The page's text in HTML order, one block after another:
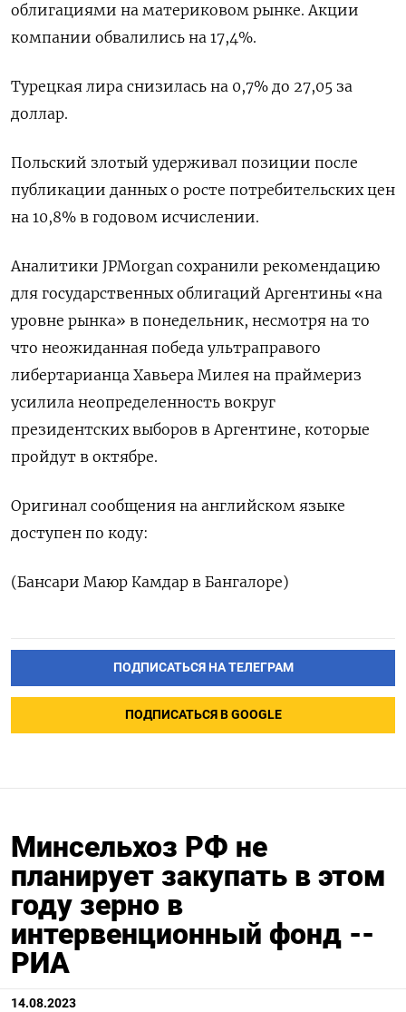
облигациями на материковом рынке. Акции
компании обвалились на 17,4%.
Турецкая лира снизилась на 0,7% до 27,05 за
доллар.
Польский злотый удерживал позиции после
публикации данных о росте потребительских цен
на 10,8% в годовом исчислении.
Аналитики JPMorgan сохранили рекомендацию
для государственных облигаций Аргентины «на
уровне рынка» в понедельник, несмотря на то
что неожиданная победа ультраправого
либертарианца Хавьера Милея на праймериз
усилила неопределенность вокруг
президентских выборов в Аргентине, которые
пройдут в октябре.
Оригинал сообщения на английском языке
доступен по коду:
(Бансари Маюр Камдар в Бангалоре)
ПОДПИСАТЬСЯ НА ТЕЛЕГРАМ
ПОДПИСАТЬСЯ В GOOGLE
Минсельхоз РФ не
планирует закупать в этом
году зерно в
интервенционный фонд --
РИА
14.08.2023